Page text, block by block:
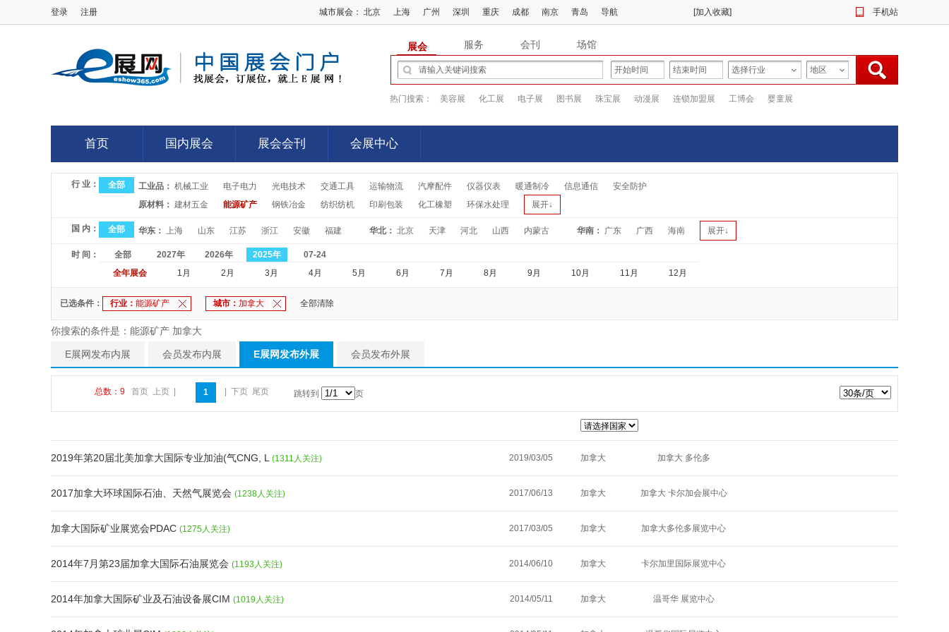
登录 注册 城市展会： 北京 上海 广州 深圳 重庆 成都 南京 青岛 导航 [加入收藏] 手机站
展会 服务 会刊 场馆
热门搜索： 美容展 化工展 电子展 图书展 珠宝展 动漫展 连锁加盟展 工博会 婴童展
首页
首页
国内展会
国内展会
展会会刊
展会会刊
会展中心
会展中心
行 业： 全部 工业品： 机械工业 电子电力 光电技术 交通工具 运输物流 汽摩配件 仪器仪表 暖通制冷 信息通信
安全防护
原材料： 建材五金 能源矿产 钢铁冶金 纺织纺机 印刷包装 化工橡塑 环保水处理 展开↓
国 内： 全部 华东： 上海 山东 江苏 浙江 安徽 福建 华北： 北京 天津 河北 山西 内蒙古 华南： 广东 广西 海南 展开↓
时 间： 全部 2027年 2026年 2025年
07-24
全年展会
1月 2月 3月 4月 5月 6月 7月 8月 9月 10月 11月 12月
已选条件： 行业： 能源矿产 城市： 加拿大 全部清除
你搜索的条件是：能源矿产 加拿大
E展网发布内展 会员发布内展 E展网发布外展 会员发布外展
总数：9 首页 上页 1 下页 尾页 跳转到 页
2019年第20届北美加拿大国际专业加油(气CNG, L (1311人关注) 2019/03/05 加拿大 加拿大 多伦多
2017加拿大环球国际石油、天然气展览会 (1238人关注) 2017/06/13 加拿大 加拿大 卡尔加会展中心
加拿大国际矿业展览会PDAC (1275人关注) 2017/03/05 加拿大 加拿大多伦多展览中心
2014年7月第23届加拿大国际石油展览会 (1193人关注) 2014/06/10 加拿大 卡尔加里国际展览中心
2014年加拿大国际矿业及石油设备展CIM (1019人关注) 2014/05/11 加拿大 温哥华 展览中心